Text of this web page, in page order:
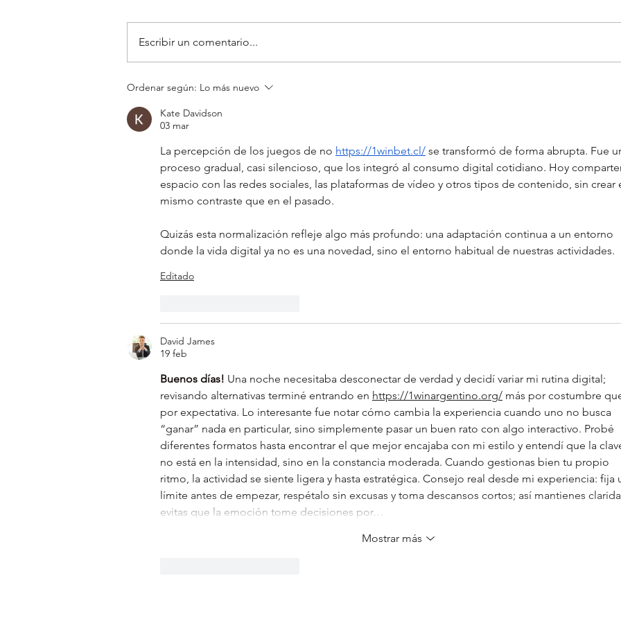
Pautas para alimentarnos
saludablemente en el verano
Escribir un comentario...
Ordenar según: Lo más nuevo
Kate Davidson
03 mar
La percepción de los juegos de no https://1winbet.cl/ se transformó de forma abrupta. Fue
proceso gradual, casi silencioso, que los integró al consumo digital cotidiano. Hoy
espacio con las redes sociales, las plataformas de vídeo y otros tipos de contenido, sin crear
mismo contraste que en el pasado.
Quizás esta normalización refleje algo más profundo: una adaptación continua a un entorno
donde la vida digital ya no es una novedad, sino el entorno habitual de nuestras actividades.
Editado
David James
19 feb
Buenos días! Una noche necesitaba desconectar de verdad y decidí variar mi rutina digital;
revisando alternativas terminé entrando en https://1winargentino.org/ más por costumbre
por expectativa. Lo interesante fue notar cómo cambia la experiencia cuando uno no busca
“ganar” nada en particular, sino simplemente pasar un buen rato con algo interactivo. Probé
diferentes formatos hasta encontrar el que mejor encajaba con mi estilo y entendí que la
no está en la intensidad, sino en la constancia moderada. Cuando gestionas bien tu propio
ritmo, la actividad se siente ligera y hasta estratégica. Consejo real desde mi experiencia: fija
límite antes de empezar, respétalo sin excusas y toma descansos cortos; así mantienes
evitas que la emoción tome decisiones por…
Mostrar más